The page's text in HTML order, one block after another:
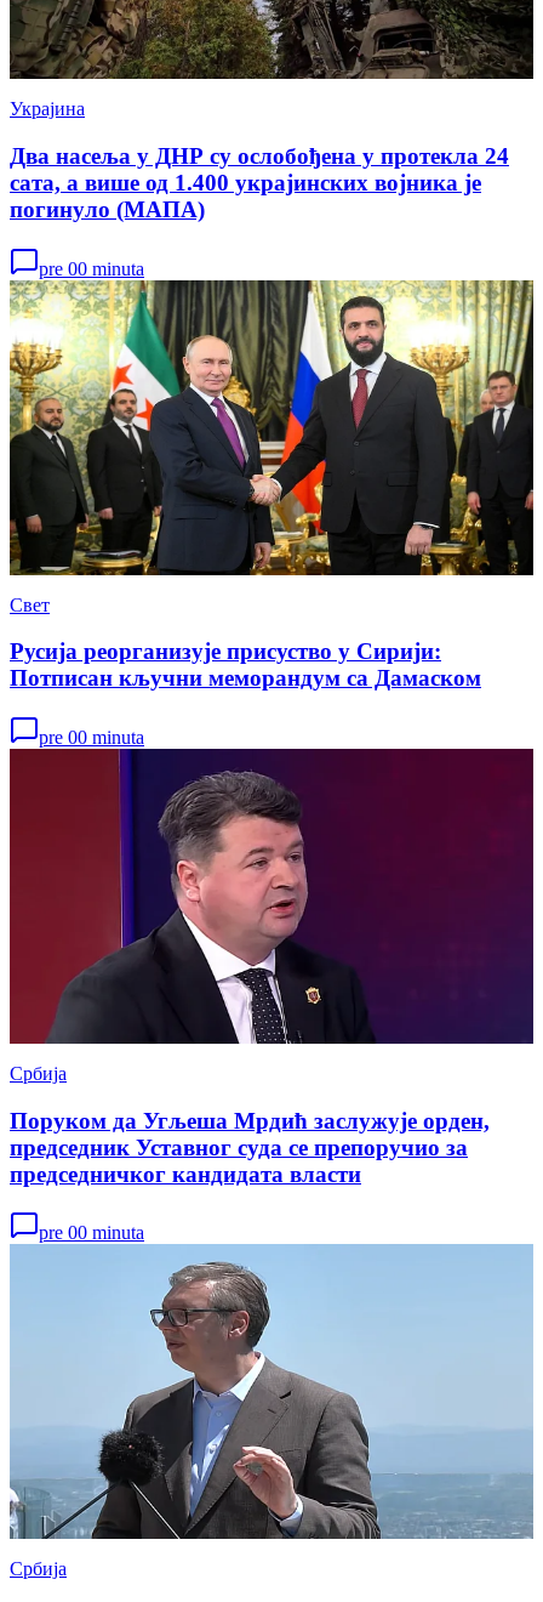
Украјина
Два насеља у ДНР су ослобођена у протекла 24
сата, а више од 1.400 украјинских војника је
погинуло (МАПА)
pre 00 minuta
Свет
Русија реорганизује присуство у Сирији:
Потписан кључни меморандум са Дамаском
pre 00 minuta
Србија
Поруком да Угљеша Мрдић заслужује орден,
председник Уставног суда се препоручио за
председничког кандидата власти
pre 00 minuta
Србија